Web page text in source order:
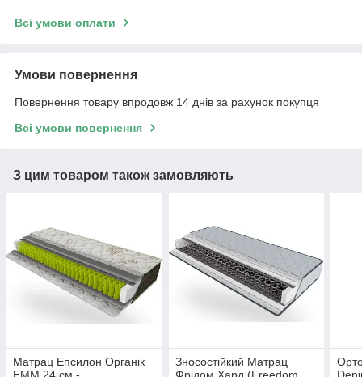
Всі умови оплати
Умови повернення
Повернення товару впродовж 14 днів за рахунок покупця
Всі умови повернення
З цим товаром також замовляють
Матрац Епсилон Органік
Зносостійкий Матрац